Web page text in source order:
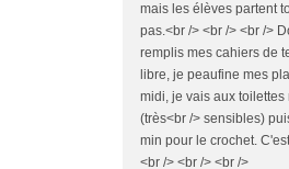
mais les élèves partent
pas.<br /> <br /> <br />
remplis mes cahiers de
libre, je peaufine mes
midi, je vais aux
(très<br /> sensibles)
min pour le crochet.
<br /> <br /> <br />